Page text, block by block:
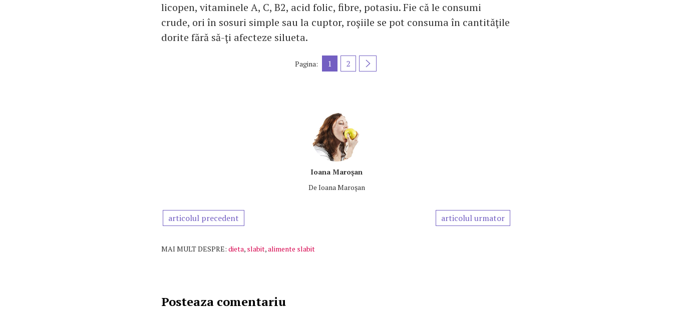
licopen, vitaminele A, C, B2, acid folic, fibre, potasiu. Fie că le consumi
crude, ori în sosuri simple sau la cuptor, roşiile se pot consuma în cantităţile
dorite fără să-ţi afecteze silueta.
Pagina: 1 2
Ioana Maroşan
De Ioana Maroşan
articolul precedent articolul urmator
MAI MULT DESPRE: dieta, slabit,alimente slabit
Posteaza comentariu